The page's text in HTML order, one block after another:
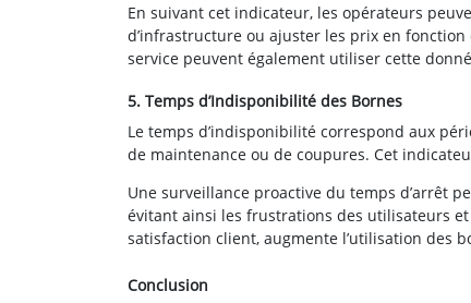
En suivant cet indicateur, les opérateurs
d’infrastructure ou ajuster les prix en
service peuvent également utiliser cette
5. Temps d’Indisponibilité des Bornes
Le temps d’indisponibilité correspond aux
de maintenance ou de coupures. Cet
Une surveillance proactive du temps d’arrêt
évitant ainsi les frustrations des utilisateurs
satisfaction client, augmente l’utilisation des
Conclusion